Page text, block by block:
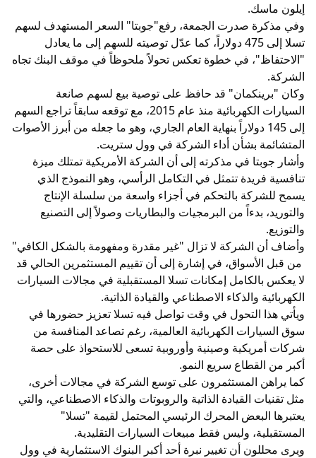
إيلون ماسك.
وفي مذكرة صدرت الجمعة، رفع"جوبتا" السعر المستهدف لسهم
تسلا إلى 475 دولاراً، كما عدّل توصيته للسهم إلى ما يعادل
"الاحتفاظ"، في خطوة تعكس تحولاً ملحوظاً في موقف البنك تجاه
الشركة.
وكان "برينكمان" قد حافظ على توصية بيع لسهم صانعة
السيارات الكهربائية منذ عام 2015، مع توقعه سابقاً تراجع السهم
إلى 145 دولاراً بنهاية العام الجاري، وهو ما جعله من أبرز الأصوات
المتشائمة بشأن أداء الشركة في وول ستريت.
وأشار جوبتا في مذكرته إلى أن الشركة الأمريكية تمتلك ميزة
تنافسية فريدة تتمثل في التكامل الرأسي، وهو النموذج الذي
يسمح للشركة بالتحكم في أجزاء واسعة من سلسلة الإنتاج
والتوريد، بدءاً من البرمجيات والبطاريات وصولاً إلى التصنيع
والتوزيع.
وأضاف أن الشركة لا تزال "غير مقدرة ومفهومة بالشكل الكافي"
من قبل الأسواق، في إشارة إلى أن تقييم المستثمرين الحالي قد
لا يعكس بالكامل إمكانات تسلا المستقبلية في مجالات السيارات
الكهربائية والذكاء الاصطناعي والقيادة الذاتية.
ويأتي هذا التحول في وقت تواصل فيه تسلا تعزيز حضورها في
سوق السيارات الكهربائية العالمية، رغم تصاعد المنافسة من
شركات أمريكية وصينية وأوروبية تسعى للاستحواذ على حصة
أكبر من القطاع سريع النمو.
كما يراهن المستثمرون على توسع الشركة في مجالات أخرى،
مثل تقنيات القيادة الذاتية والروبوتات والذكاء الاصطناعي، والتي
يعتبرها البعض المحرك الرئيسي المحتمل لقيمة "تسلا"
المستقبلية، وليس فقط مبيعات السيارات التقليدية.
ويرى محللون أن تغيير نبرة أحد أكبر البنوك الاستثمارية في وول